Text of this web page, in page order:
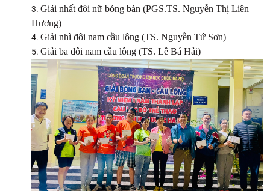
Giải nhất đôi nữ bóng bàn (PGS.TS. Nguyễn Thị Liên
Hương)
Giải nhì đôi nam cầu lông (TS. Nguyễn Tứ Sơn)
Giải ba đôi nam cầu lông (TS. Lê Bá Hải)